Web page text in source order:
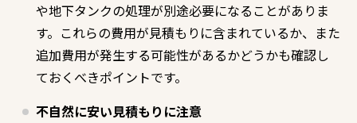
や地下タンクの処理が別途必要になることがありま
す。これらの費用が見積もりに含まれているか、また
追加費用が発生する可能性があるかどうかも確認し
ておくべきポイントです。
不自然に安い見積もりに注意